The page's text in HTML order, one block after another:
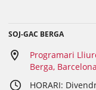
SOJ-GAC BERGA
Programari
Berga,
HORARI: